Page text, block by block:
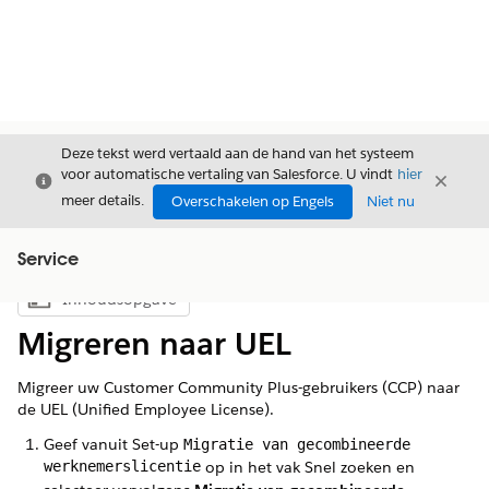
Sluiten
Deze tekst werd vertaald aan de hand van het systeem
voor automatische vertaling van Salesforce. U vindt hier
meer details.
Overschakelen op Engels Niet nu
Sluiten
Service
Inhoudsopgave weergeven
Inhoudsopgave
Migreren naar UEL
Migreer uw Customer Community Plus-gebruikers (CCP) naar
de UEL (Unified Employee License).
Geef vanuit Set-up Migratie van gecombineerde
werknemerslicentie op in het vak Snel zoeken en